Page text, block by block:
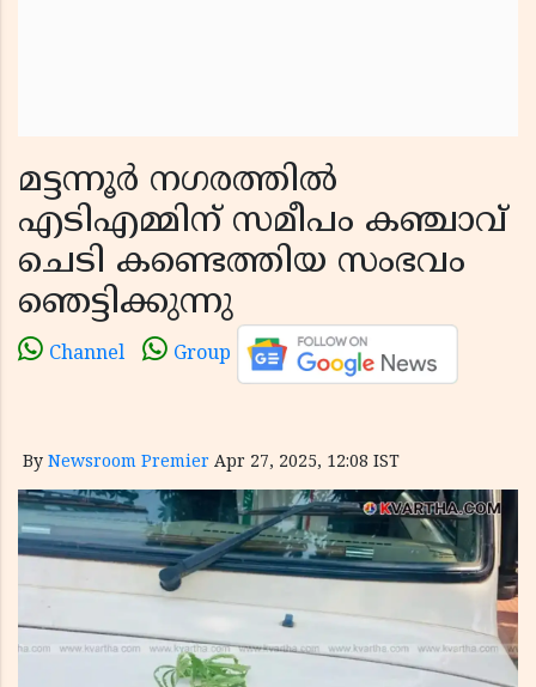
മട്ടന്നൂർ നഗരത്തിൽ
എടിഎമ്മിന് സമീപം കഞ്ചാവ്
ചെടി കണ്ടെത്തിയ സംഭവം
ഞെട്ടിക്കുന്നു
Channel Group
By Newsroom Premier Apr 27, 2025, 12:08 IST